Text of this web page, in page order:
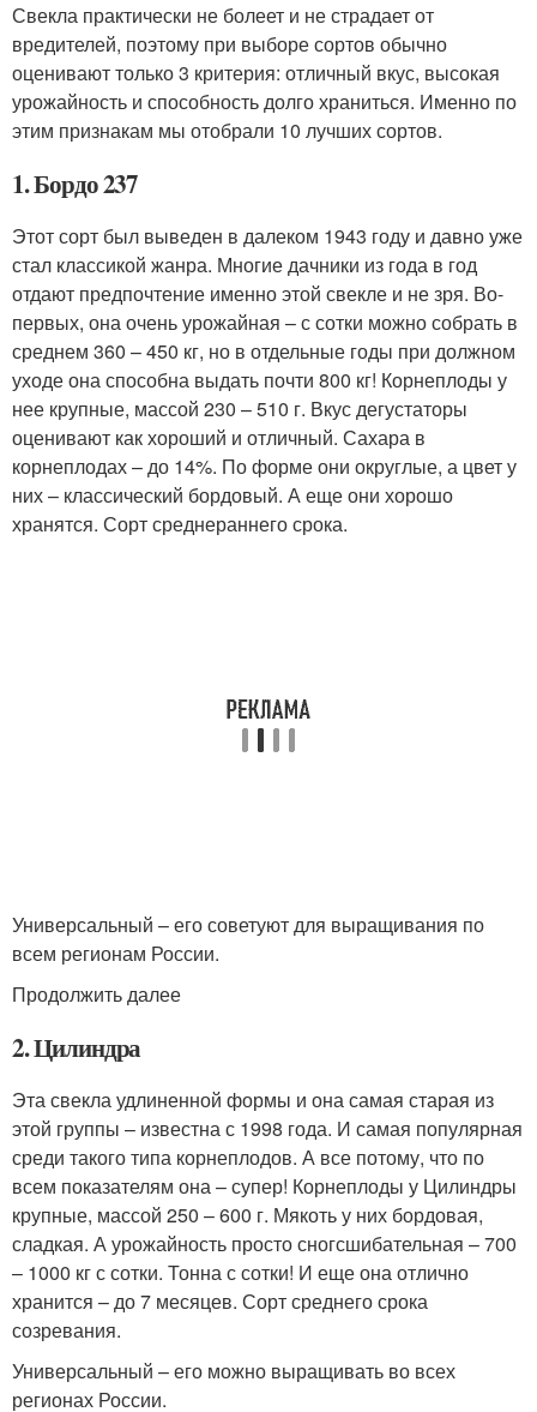
Свекла практически не болеет и не страдает от
вредителей, поэтому при выборе сортов обычно
оценивают только 3 критерия: отличный вкус, высокая
урожайность и способность долго храниться. Именно по
этим признакам мы отобрали 10 лучших сортов.
1. Бордо 237
Этот сорт был выведен в далеком 1943 году и давно уже
стал классикой жанра. Многие дачники из года в год
отдают предпочтение именно этой свекле и не зря. Во-
первых, она очень урожайная – с сотки можно собрать в
среднем 360 – 450 кг, но в отдельные годы при должном
уходе она способна выдать почти 800 кг! Корнеплоды у
нее крупные, массой 230 – 510 г. Вкус дегустаторы
оценивают как хороший и отличный. Сахара в
корнеплодах – до 14%. По форме они округлые, а цвет у
них – классический бордовый. А еще они хорошо
хранятся. Сорт среднераннего срока.
Универсальный – его советуют для выращивания по
всем регионам России.
Продолжить далее
2. Цилиндра
Эта свекла удлиненной формы и она самая старая из
этой группы – известна с 1998 года. И самая популярная
среди такого типа корнеплодов. А все потому, что по
всем показателям она – супер! Корнеплоды у Цилиндры
крупные, массой 250 – 600 г. Мякоть у них бордовая,
сладкая. А урожайность просто сногсшибательная – 700
– 1000 кг с сотки. Тонна с сотки! И еще она отлично
хранится – до 7 месяцев. Сорт среднего срока
созревания.
Универсальный – его можно выращивать во всех
регионах России.